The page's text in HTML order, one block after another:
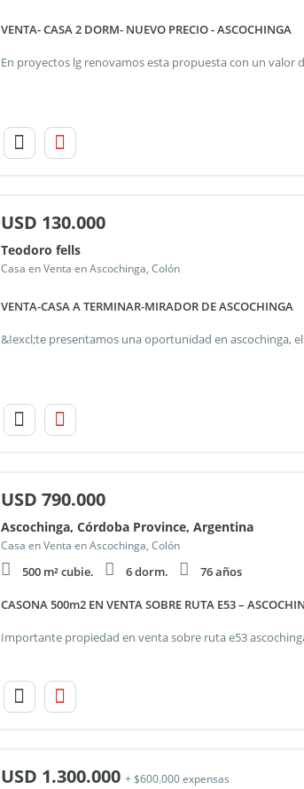
VENTA- CASA 2 DORM- NUEVO PRECIO - ASCOCHINGA
USD 130.000
Teodoro fells
Casa en Venta en Ascochinga, Colón
VENTA-CASA A TERMINAR-MIRADOR DE ASCOCHINGA
USD 790.000
Ascochinga, Córdoba Province, Argentina
Casa en Venta en Ascochinga, Colón
500 m² cubie. 6 dorm. 76 años
CASONA 500m2 EN VENTA SOBRE RUTA E53 –
USD 1.300.000 + $600.000 expensas